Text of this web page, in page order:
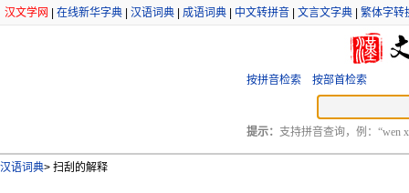
汉文学网 在线新华字典 汉语词典 成语词典 中文转拼音 文言文字典 繁体字转
按拼音检索 按部首检索
提示： 支持拼音查询，例：“wen
汉语词典> 扫刮的解释